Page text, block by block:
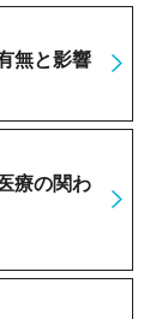
無と影響
療の関わ